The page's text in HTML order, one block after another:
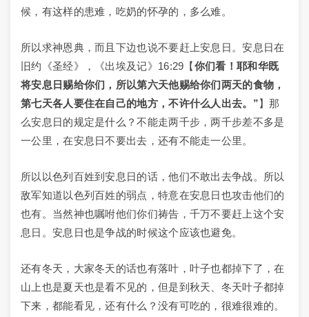
候，有这样的患难，吃奶的怀孕的，多么难。
所以求神恩典，而且下边也说不要赶上安息日。安息日在
旧约《圣经》，《出埃及记》16:29【你们看！耶和华既
将安息日赐给你们，所以第六天他赐给你们两天的食物，
第七天各人要住在自己的地方，不许什么人出去。”】那
么安息日的规定是什么？不能走两千步，两千步差不多是
一公里，在安息日不要出去，还有不能走一公里。
所以以色列百姓到安息日的话，他们不敢出去争战。所以
敌军知道以色列百姓的弱点，特意在安息日也攻击他们的
也有。当然神也嘱咐他们你们祷告，千万不要赶上这个安
息日。安息日也是争战的时候这个应该也避免。
还有冬天，大家冬天的话也有落叶，叶子也都掉下了，在
山上也是夏天也是看不见的，但是到秋天、冬天叶子都掉
下来，都能看见，还有什么？没有可吃的，很难很难的。